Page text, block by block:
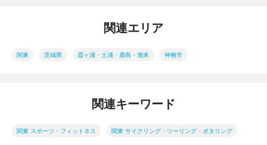
関連エリア
関東 茨城県 霞ヶ浦・土浦・鹿島・潮来 神栖市
関連キーワード
関東 スポーツ・フィットネス 関東 サイクリング・ツーリング・ポタリング